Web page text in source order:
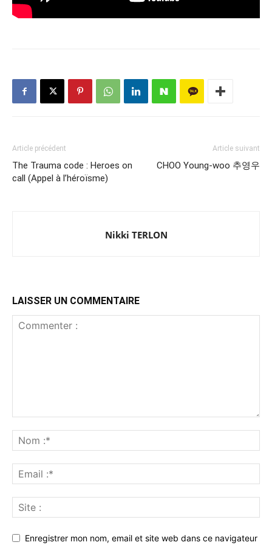
Article précédent
The Trauma code : Heroes on
call (Appel à l’héroïsme)
Article suivant
CHOO Young-woo 추영우
Nikki TERLON
LAISSER UN COMMENTAIRE
Enregistrer mon nom, email et site web dans ce navigateur